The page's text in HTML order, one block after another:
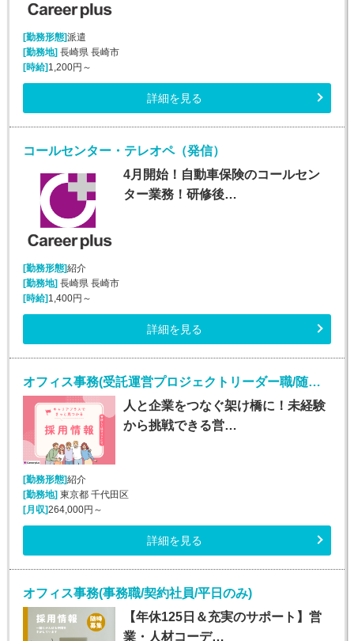
[勤務形態]派遣
[勤務地] 長崎県 長崎市
[時給] 1,200円～
詳細を見る
コールセンター・テレオペ（発信）
4月開始！自動車保険のコールセン
ター業務！研修後…
[勤務形態]紹介
[勤務地]長崎県 長崎市
[時給]1,400円～
詳細を見る
オフィス事務(受託運営プロジェクトリーダー職/随時入社)
人と企業をつなぐ架け橋に！未経験
から挑戦できる営…
[勤務形態]紹介
[勤務地] 東京都 千代田区
[月収]264,000円～
詳細を見る
オフィス事務(事務職/契約社員/平日のみ)
【年休125日＆充実のサポート】営
業・人材コーデ…